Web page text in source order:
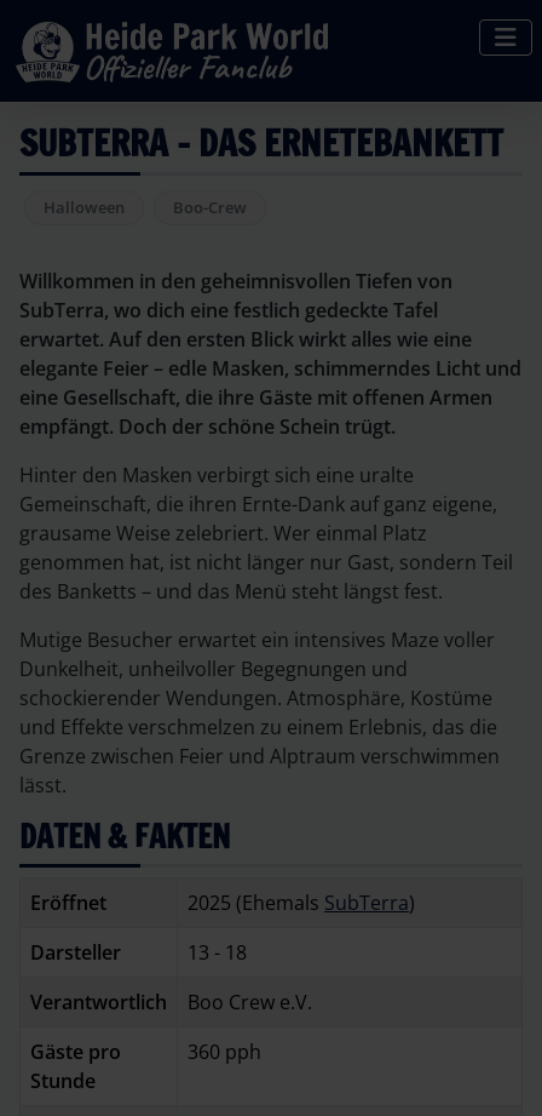
SUBTERRA - DAS ERNETEBANKETT
Halloween Boo-Crew
Willkommen in den geheimnisvollen Tiefen von
SubTerra, wo dich eine festlich gedeckte Tafel
erwartet. Auf den ersten Blick wirkt alles wie eine
elegante Feier – edle Masken, schimmerndes Licht und
eine Gesellschaft, die ihre Gäste mit offenen Armen
empfängt. Doch der schöne Schein trügt.
Hinter den Masken verbirgt sich eine uralte
Gemeinschaft, die ihren Ernte-Dank auf ganz eigene,
grausame Weise zelebriert. Wer einmal Platz
genommen hat, ist nicht länger nur Gast, sondern Teil
des Banketts – und das Menü steht längst fest.
Mutige Besucher erwartet ein intensives Maze voller
Dunkelheit, unheilvoller Begegnungen und
schockierender Wendungen. Atmosphäre, Kostüme
und Effekte verschmelzen zu einem Erlebnis, das die
Grenze zwischen Feier und Alptraum verschwimmen
lässt.
DATEN & FAKTEN
Eröffnet 2025 (Ehemals SubTerra)
Darsteller
13 - 18
Verantwortlich
Boo Crew e.V.
Gäste pro
Stunde
360 pph